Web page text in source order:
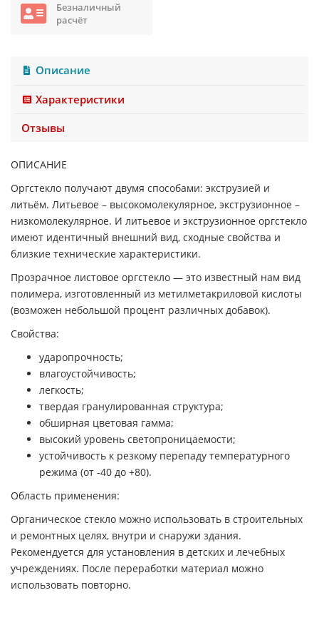
Безналичный
расчёт
Описание
Характеристики
Отзывы
ОПИСАНИЕ
Оргстекло получают двумя способами: экструзией и
литьём. Литьевое – высокомолекулярное, экструзионное –
низкомолекулярное. И литьевое и экструзионное оргстекло
имеют идентичный внешний вид, сходные свойства и
близкие технические характеристики.
Прозрачное листовое оргстекло — это известный нам вид
полимера, изготовленный из метилметакриловой кислоты
(возможен небольшой процент различных добавок).
Свойства:
ударопрочность;
влагоустойчивость;
легкость;
твердая гранулированная структура;
обширная цветовая гамма;
высокий уровень светопроницаемости;
устойчивость к резкому перепаду температурного
режима (от -40 до +80).
Область применения:
Органическое стекло можно использовать в строительных
и ремонтных целях, внутри и снаружи здания.
Рекомендуется для установления в детских и лечебных
учреждениях. После переработки материал можно
использовать повторно.